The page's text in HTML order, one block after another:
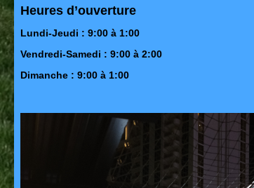
Heures d’ouverture
Lundi-Jeudi : 9:00 à 1:00
Vendredi-Samedi : 9:00 à 2:00
Dimanche : 9:00 à 1:00